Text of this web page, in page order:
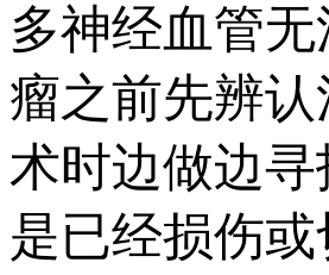
多神经血管
瘤之前先辨
术时边做边寻
是已经损伤或